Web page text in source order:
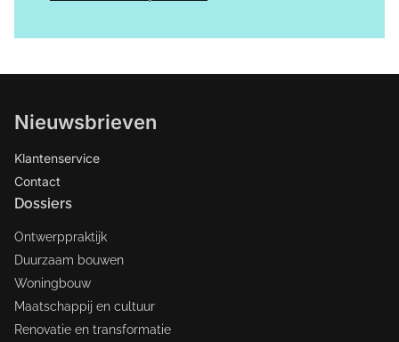
Nieuwsbrieven
Klantenservice
Contact
Dossiers
Ontwerppraktijk
Duurzaam bouwen
Woningbouw
Maatschappij en cultuur
Renovatie en transformatie